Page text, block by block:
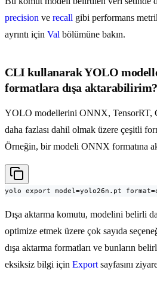
precision ve recall gibi performans
ayrıntı için Val bölümüne bakın.
CLI kullanarak YOLO
formatlara dışa
YOLO modellerini ONNX, TensorRT,
daha fazlası dahil olmak üzere çeşitli
Örneğin, bir modeli ONNX formatına
yolo export model=yolo26n.pt
Dışa aktarma komutu, modelini belirli
optimize etmek üzere çok sayıda
dışa aktarma formatları ve bunların
eksiksiz bilgi için Export sayfasını